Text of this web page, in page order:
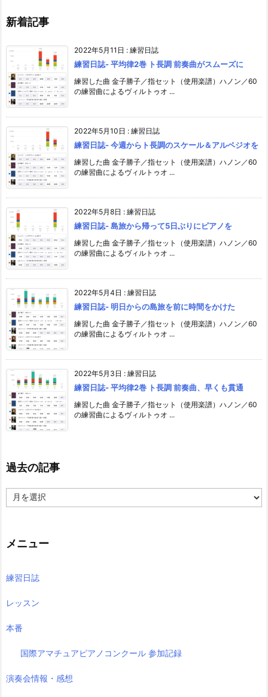
新着記事
2022年5月11日 : 練習日誌
練習日誌- 平均律2巻 ト長調 前奏曲がスムーズに
練習した曲 金子勝子／指セット（使用楽譜）ハノン／60
の練習曲によるヴィルトゥオ ...
2022年5月10日 : 練習日誌
練習日誌- 今週からト長調のスケール＆アルペジオを
練習した曲 金子勝子／指セット（使用楽譜）ハノン／60
の練習曲によるヴィルトゥオ ...
2022年5月8日 : 練習日誌
練習日誌- 島旅から帰って5日ぶりにピアノを
練習した曲 金子勝子／指セット（使用楽譜）ハノン／60
の練習曲によるヴィルトゥオ ...
2022年5月4日 : 練習日誌
練習日誌- 明日からの島旅を前に時間をかけた
練習した曲 金子勝子／指セット（使用楽譜）ハノン／60
の練習曲によるヴィルトゥオ ...
2022年5月3日 : 練習日誌
練習日誌- 平均律2巻 ト長調 前奏曲、早くも貫通
練習した曲 金子勝子／指セット（使用楽譜）ハノン／60
の練習曲によるヴィルトゥオ ...
過去の記事
去
事
メニュー
練習日誌
レッスン
本番
国際アマチュアピアノコンクール 参加記録
演奏会情報・感想